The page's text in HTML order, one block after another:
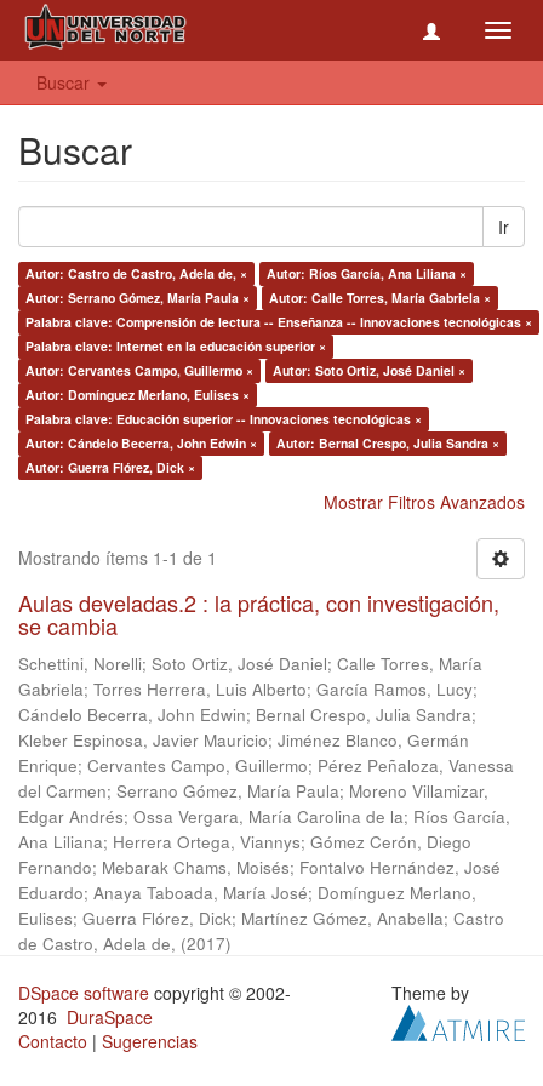
Buscar
Buscar
Ir
Autor: Castro de Castro, Adela de, ×
Autor: Ríos García, Ana Liliana ×
Autor: Serrano Gómez, María Paula ×
Autor: Calle Torres, María Gabriela ×
Palabra clave: Comprensión de lectura -- Enseñanza -- Innovaciones tecnológicas ×
Palabra clave: Internet en la educación superior ×
Autor: Cervantes Campo, Guillermo ×
Autor: Soto Ortiz, José Daniel ×
Autor: Domínguez Merlano, Eulises ×
Palabra clave: Educación superior -- Innovaciones tecnológicas ×
Autor: Cándelo Becerra, John Edwin ×
Autor: Bernal Crespo, Julia Sandra ×
Autor: Guerra Flórez, Dick ×
Mostrar Filtros Avanzados
Mostrando ítems 1-1 de 1
Aulas develadas.2 : la práctica, con investigación,
se cambia
Schettini, Norelli; Soto Ortiz, José Daniel; Calle Torres, María
Gabriela; Torres Herrera, Luis Alberto; García Ramos, Lucy;
Cándelo Becerra, John Edwin; Bernal Crespo, Julia Sandra;
Kleber Espinosa, Javier Mauricio; Jiménez Blanco, Germán
Enrique; Cervantes Campo, Guillermo; Pérez Peñaloza, Vanessa
del Carmen; Serrano Gómez, María Paula; Moreno Villamizar,
Edgar Andrés; Ossa Vergara, María Carolina de la; Ríos García,
Ana Liliana; Herrera Ortega, Viannys; Gómez Cerón, Diego
Fernando; Mebarak Chams, Moisés; Fontalvo Hernández, José
Eduardo; Anaya Taboada, María José; Domínguez Merlano,
Eulises; Guerra Flórez, Dick; Martínez Gómez, Anabella; Castro
de Castro, Adela de, (2017)
DSpace software copyright © 2002-
2016 DuraSpace
Contacto | Sugerencias
Theme by